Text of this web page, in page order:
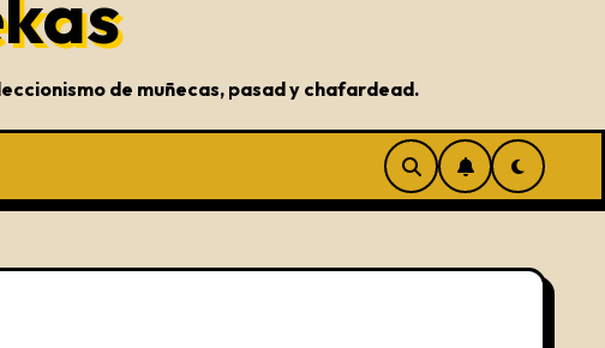
de muñecas, pasad y chafardead.